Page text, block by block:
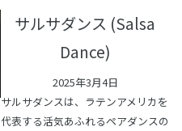
サルサダンス (Salsa
Dance)
2025年3月4日
サルサダンスは、ラテンアメリカを
代表する活気あふれるペアダンスの